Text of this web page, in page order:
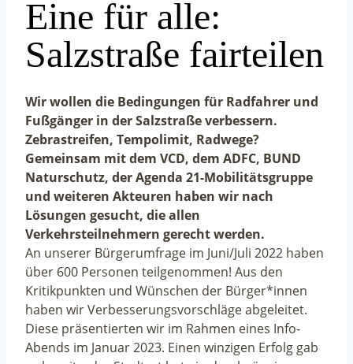
Eine für alle:
Salzstraße fairteilen
Wir wollen die Bedingungen für Radfahrer und
Fußgänger in der Salzstraße verbessern.
Zebrastreifen, Tempolimit, Radwege?
Gemeinsam mit dem VCD, dem ADFC, BUND
Naturschutz, der Agenda 21-Mobilitätsgruppe
und weiteren Akteuren haben wir nach
Lösungen gesucht, die allen
Verkehrsteilnehmern gerecht werden.
An unserer Bürgerumfrage im Juni/Juli 2022 haben
über 600 Personen teilgenommen! Aus den
Kritikpunkten und Wünschen der Bürger*innen
haben wir Verbesserungsvorschläge abgeleitet.
Diese präsentierten wir im Rahmen eines Info-
Abends im Januar 2023. Einen winzigen Erfolg gab